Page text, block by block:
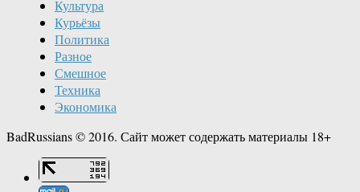
Культура
Курьёзы
Политика
Разное
Смешное
Техника
Экономика
BadRussians © 2016. Сайт может содержать материалы 18+